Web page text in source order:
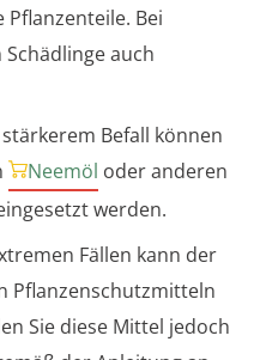
Bei
auch
stärkerem Befall können
Neemöl oder anderen
werden.
Fällen kann der
Pflanzenschutzmitteln
Sie diese Mittel jedoch